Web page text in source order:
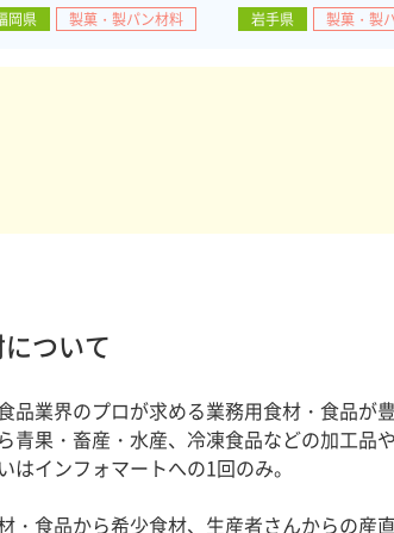
岡県 製菓・製パン材料 岩手県 製菓・製
ついて
品業界のプロが求める業務用食材・食品が
青果・畜産・水産、冷凍食品などの加工品
はインフォマートへの1回のみ。
・食品から希少食材、生産者さんからの産